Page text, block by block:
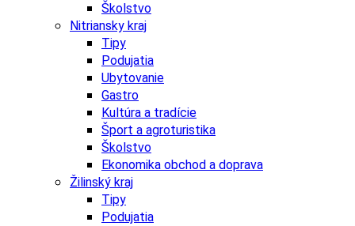
Školstvo
Nitriansky kraj
Tipy
Podujatia
Ubytovanie
Gastro
Kultúra a tradície
Šport a agroturistika
Školstvo
Ekonomika obchod a doprava
Žilinský kraj
Tipy
Podujatia